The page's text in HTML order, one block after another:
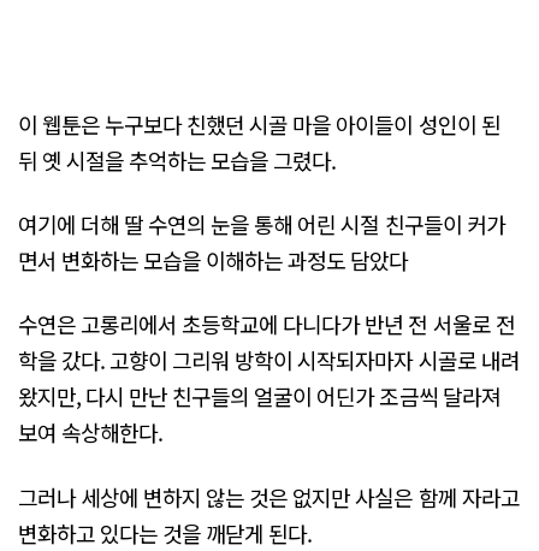
이 웹툰은 누구보다 친했던 시골 마을 아이들이 성인이 된
뒤 옛 시절을 추억하는 모습을 그렸다.
여기에 더해 딸 수연의 눈을 통해 어린 시절 친구들이 커가
면서 변화하는 모습을 이해하는 과정도 담았다
수연은 고롱리에서 초등학교에 다니다가 반년 전 서울로 전
학을 갔다. 고향이 그리워 방학이 시작되자마자 시골로 내려
왔지만, 다시 만난 친구들의 얼굴이 어딘가 조금씩 달라져
보여 속상해한다.
그러나 세상에 변하지 않는 것은 없지만 사실은 함께 자라고
변화하고 있다는 것을 깨닫게 된다.